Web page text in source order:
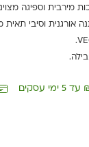
מירבית וספיגה
אורגנית וסיבי תאית